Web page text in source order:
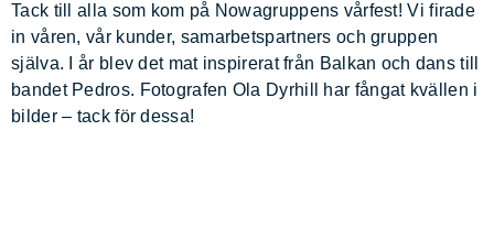
Tack till alla som kom på Nowagruppens vårfest! Vi firade
in våren, vår kunder, samarbetspartners och gruppen
själva. I år blev det mat inspirerat från Balkan och dans till
bandet Pedros. Fotografen Ola Dyrhill
har fångat kvällen i
bilder – tack för dessa!